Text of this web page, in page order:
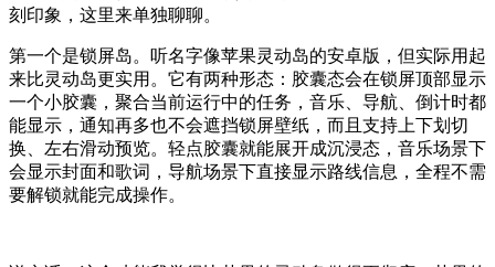
刻印象，这里来单独聊聊。
第一个是锁屏岛。听名字像苹果灵动岛的安卓版，但实际用起
来比灵动岛更实用。它有两种形态：胶囊态会在锁屏顶部显示
一个小胶囊，聚合当前运行中的任务，音乐、导航、倒计时都
能显示，通知再多也不会遮挡锁屏壁纸，而且支持上下划切
换、左右滑动预览。轻点胶囊就能展开成沉浸态，音乐场景下
会显示封面和歌词，导航场景下直接显示路线信息，全程不需
要解锁就能完成操作。